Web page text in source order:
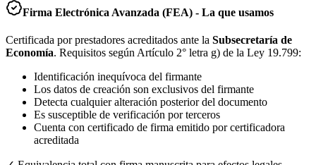
Firma Electrónica Avanzada (FEA) - La que usamos
Certificada por prestadores acreditados ante la Subsecretaría de
Economía. Requisitos según Artículo 2° letra g) de la Ley 19.799:
Identificación inequívoca del firmante
Los datos de creación son exclusivos del firmante
Detecta cualquier alteración posterior del documento
Es susceptible de verificación por terceros
Cuenta con certificado de firma emitido por certificadora
acreditada